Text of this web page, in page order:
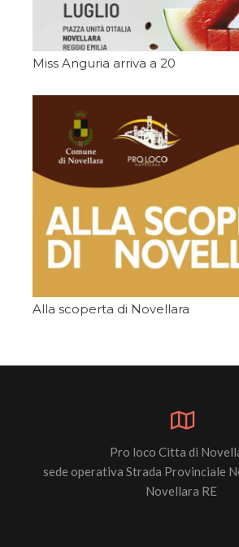
Miss Anguria arriva a 20
Alla scoperta di Novellara
Pro loco Citta di
sede operativa Strada Provinciale
Novellara RE